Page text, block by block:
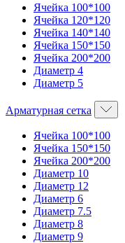
Ячейка 100*100
Ячейка 120*120
Ячейка 140*140
Ячейка 150*150
Ячейка 200*200
Диаметр 4
Диаметр 5
Арматурная сетка
Ячейка 100*100
Ячейка 150*150
Ячейка 200*200
Диаметр 10
Диаметр 12
Диаметр 6
Диаметр 7.5
Диаметр 8
Диаметр 9